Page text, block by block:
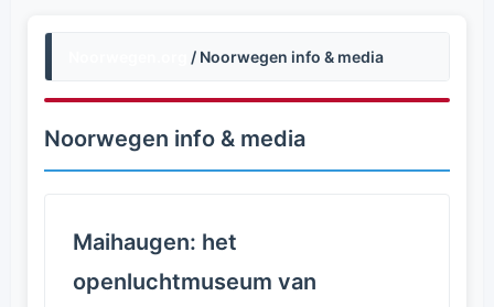
/ Noorwegen info & media
Noorwegen info & media
Maihaugen: het
openluchtmuseum van